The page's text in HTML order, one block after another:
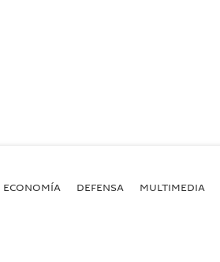
ECONOMÍA DEFENSA MULTIMEDIA